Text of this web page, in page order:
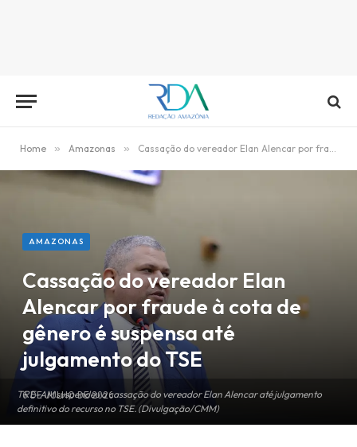
Home » Amazonas » Cassação do vereador Elan Alencar por fraude à cota de gênero é suspensa até julgamento do TSE
TRE-AM suspendeu a cassação do vereador Elan Alencar até julgamento
definitivo do recurso no TSE. (Divulgação/CMM)
AMAZONAS
Cassação do vereador Elan
Alencar por fraude à cota de
gênero é suspensa até
julgamento do TSE
6 DE JULHO DE 2026